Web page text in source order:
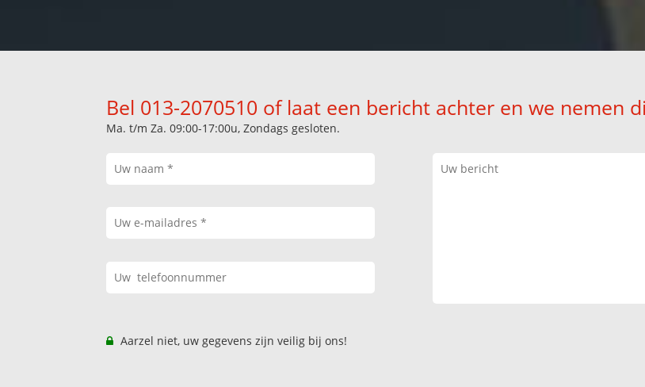
Bel 013-2070510 of laat een bericht achter en we nemen
Ma. t/m Za. 09:00-17:00u, Zondags gesloten.
Aarzel niet, uw gegevens zijn veilig bij ons!